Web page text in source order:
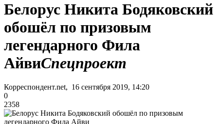
Белорус Никита Бодяковский
обошёл по призовым
легендарного Фила
АйвиСпецпроект
Корреспондент.net, 16 сентября 2019, 14:20
0
2358